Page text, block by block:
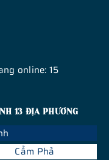
online: 15
13 ĐỊA PHƯƠNG
Cẩm Phả